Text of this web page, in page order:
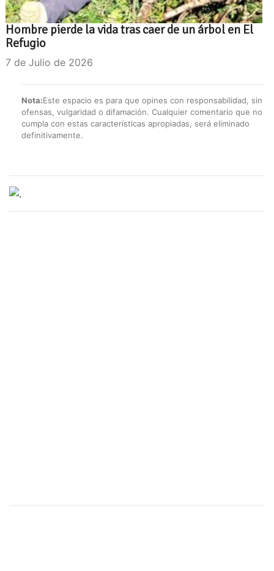
Hombre pierde la vida tras caer de un árbol en El
Refugio
7 de Julio de 2026
Nota:Este espacio es para que opines con responsabilidad, sin
ofensas, vulgaridad o difamación. Cualquier comentario que no
cumpla con estas características apropiadas, será eliminado
definitivamente.